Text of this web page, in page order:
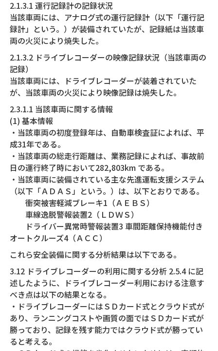
2.1.3.1 運行記録計の記録状況
当該車両には、アナログ式の運行記録計（以下「運行記
録計」という。）が装備されていたが、記録紙は当該車
両の火災により焼失した。
2.1.3.2 ドライブレコーダーの映像記録状況（当該車両の
記録）
当該車両には、ドライブレコーダーが装着されていた
が、当該車両の火災により映像記録は焼失した。
2.3.1.1 当該車両に関する情報
(1) 基本情報
・当該車両の初度登録年は、自動車検査証によれば、平
成31年である。
・当該車両の総走行距離は、業務記録によれば、事故前
日の運行終了時において282,803km である。
・当該車両に装備されている主な先進運転支援システム
（以下「ＡＤＡＳ」という。）は、以下とおりである。
衝突被害軽減ブレーキ1（ＡＥＢＳ）
車線逸脱警報装置2（ＬＤＷＳ）
ドライバー異常時警報装置3 車間距離保持機能付き
オートクルーズ4（ＡＣＣ）
これら安全装備に関する分析結果は以下である。
3.12 ドライブレコーダーの利用に関する分析 2.5.4 に記
述したように、ドライブレコーダー利用における注意す
べき点は以下の結果となる。
・ドライブレコーダーにはＳＤカード式とクラウド式が
あり、ランニングコストや画質の面ではＳＤカード式が
勝っており、記録を残す能力ではクラウド式が勝ってい
ると考える。